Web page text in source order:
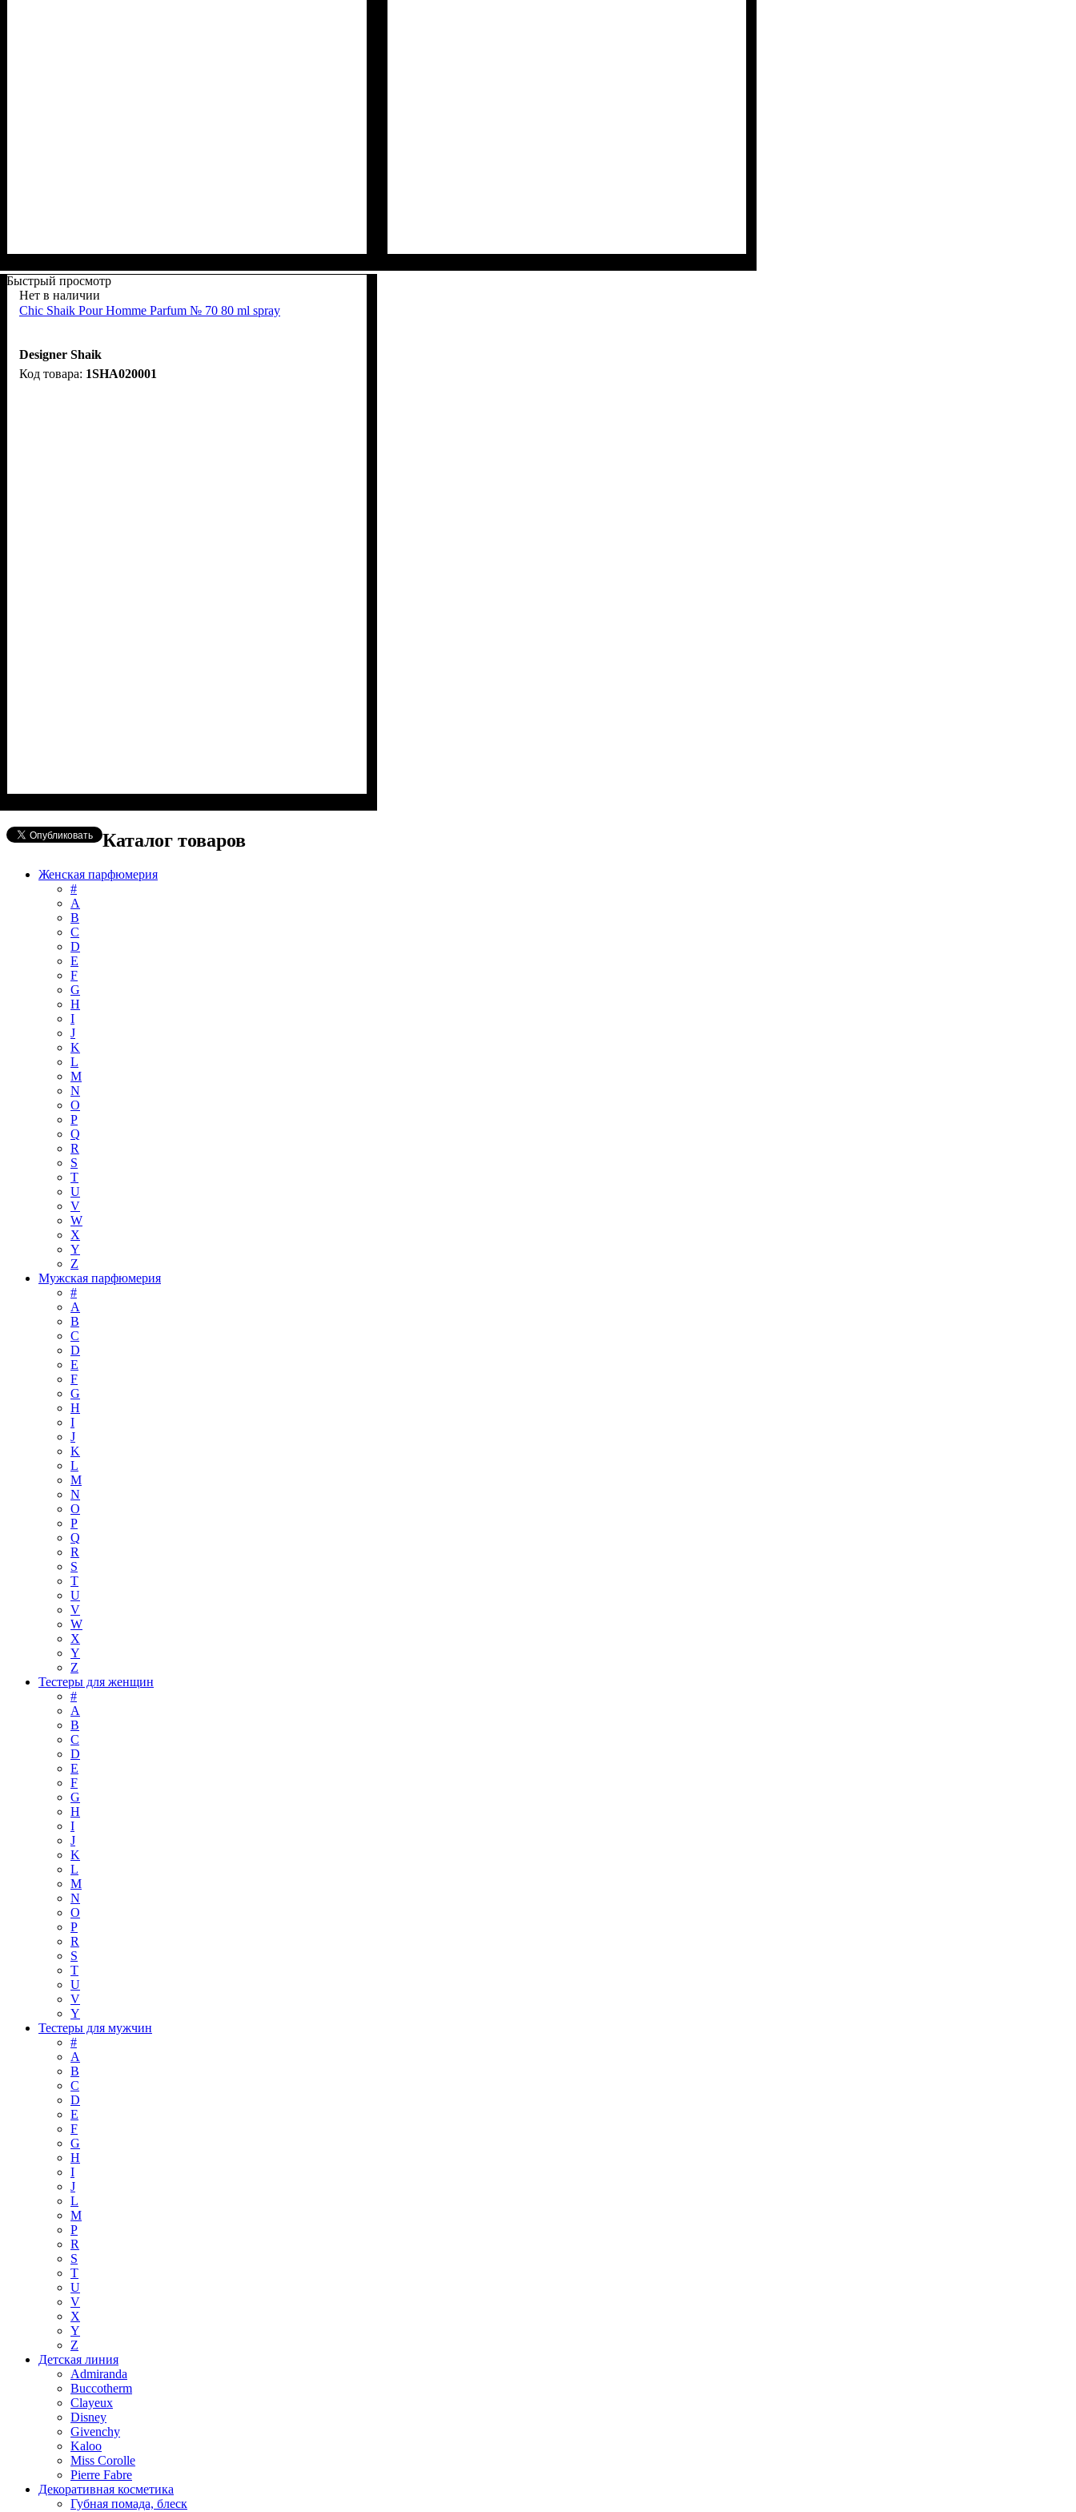
Быстрый просмотр
Нет в наличии
Chic Shaik Pour Homme Parfum № 70 80 ml spray
Designer Shaik
1SHA020001
Каталог товаров
Женская парфюмерия
#
А
B
C
D
E
F
G
H
I
J
K
L
M
N
O
P
Q
R
S
T
U
V
W
X
Y
Z
Мужская парфюмерия
#
A
B
C
D
E
F
G
H
I
J
K
L
M
N
O
P
Q
R
S
T
U
V
W
X
Y
Z
Тестеры для женщин
#
A
B
C
D
E
F
G
H
I
J
K
L
M
N
O
P
R
S
T
U
V
Y
Тестеры для мужчин
#
A
B
C
D
E
F
G
H
I
J
L
M
P
R
S
T
U
V
X
Y
Z
Детская линия
Admiranda
Buccotherm
Clayeux
Disney
Givenchy
Kaloo
Miss Corolle
Pierre Fabre
Декоративная косметика
Губная помада, блеск